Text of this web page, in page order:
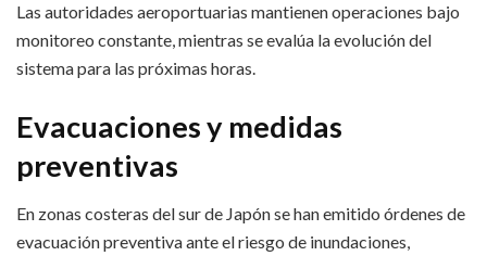
Las autoridades aeroportuarias mantienen operaciones bajo
monitoreo constante, mientras se evalúa la evolución del
sistema para las próximas horas.
Evacuaciones y medidas
preventivas
En zonas costeras del sur de Japón se han emitido órdenes de
evacuación preventiva ante el riesgo de inundaciones,